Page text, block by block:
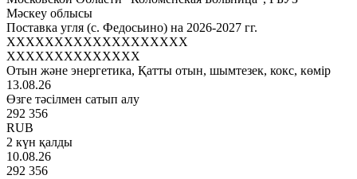
Мәскеу облысы
Поставка угля (с. Федосьино) на 2026-2027 гг.
XXXXXXXXXXXXXXXXXXX
XXXXXXXXXXXXXX
Отын және энергетика, Қатты отын, шымтезек, кокс, көмір
13.08.26
Өзге тәсілмен сатып алу
292 356
RUB
2 күн қалды
10.08.26
292 356